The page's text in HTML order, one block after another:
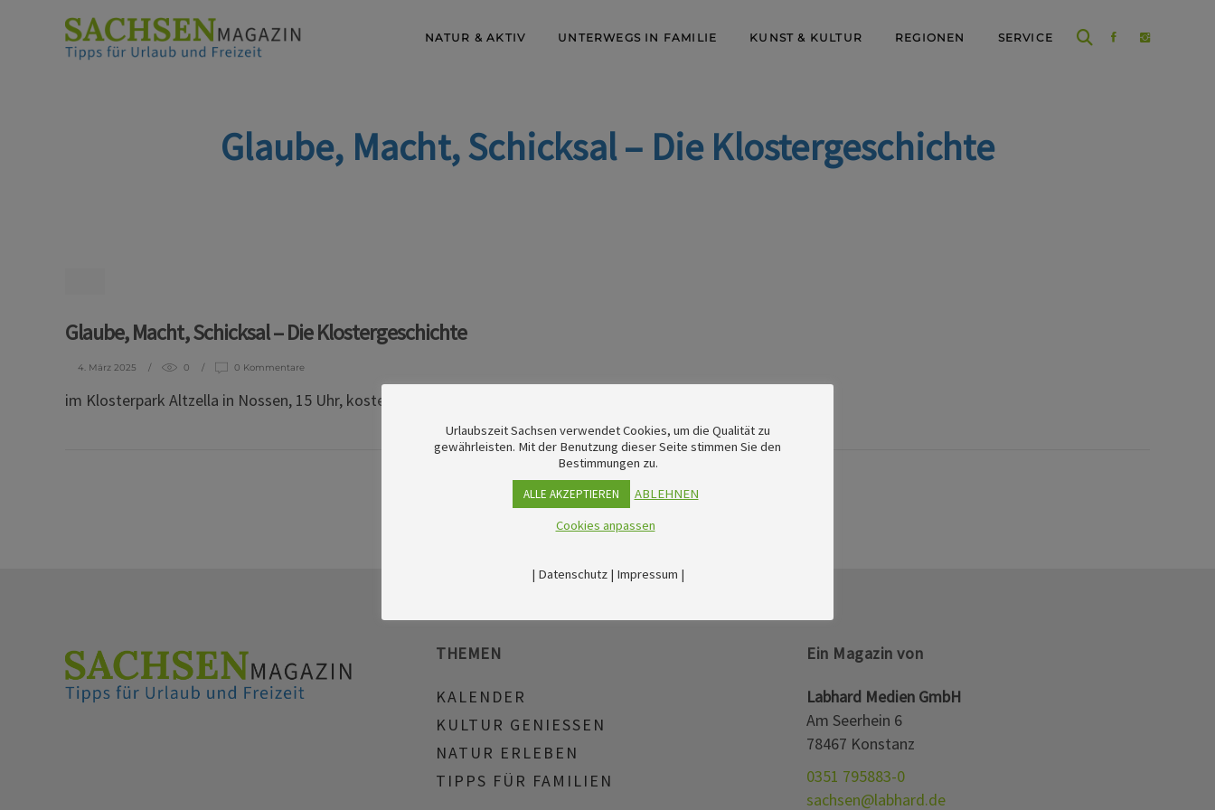
NATUR & AKTIV UNTERWEGS IN FAMILIE KUNST & KULTUR REGIONEN SERVICE
Glaube, Macht, Schicksal – Die Klostergeschichte
Glaube, Macht, Schicksal – Die Klostergeschichte
4. März 2025 0 0 Kommentare
im Klosterpark Altzella in Nossen, 15 Uhr, kostenpflichtig
THEMEN
KALENDER
KULTUR GENIESSEN
NATUR ERLEBEN
TIPPS FÜR FAMILIEN
Ein Magazin von
Labhard Medien GmbH
Am Seerhein 6
78467 Konstanz
0351 795883-0
sachsen@labhard.de
Urlaubszeit Sachsen verwendet Cookies, um die Qualität zu
gewährleisten. Mit der Benutzung dieser Seite stimmen Sie den
Bestimmungen zu.
ALLE AKZEPTIEREN
ABLEHNEN
Cookies anpassen
| Datenschutz| Impressum |